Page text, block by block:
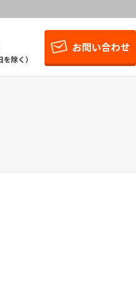
除く）
お問い合わせ